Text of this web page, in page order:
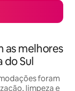
as melhores
do Sul
foram
limpeza e